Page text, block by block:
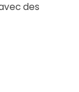
des